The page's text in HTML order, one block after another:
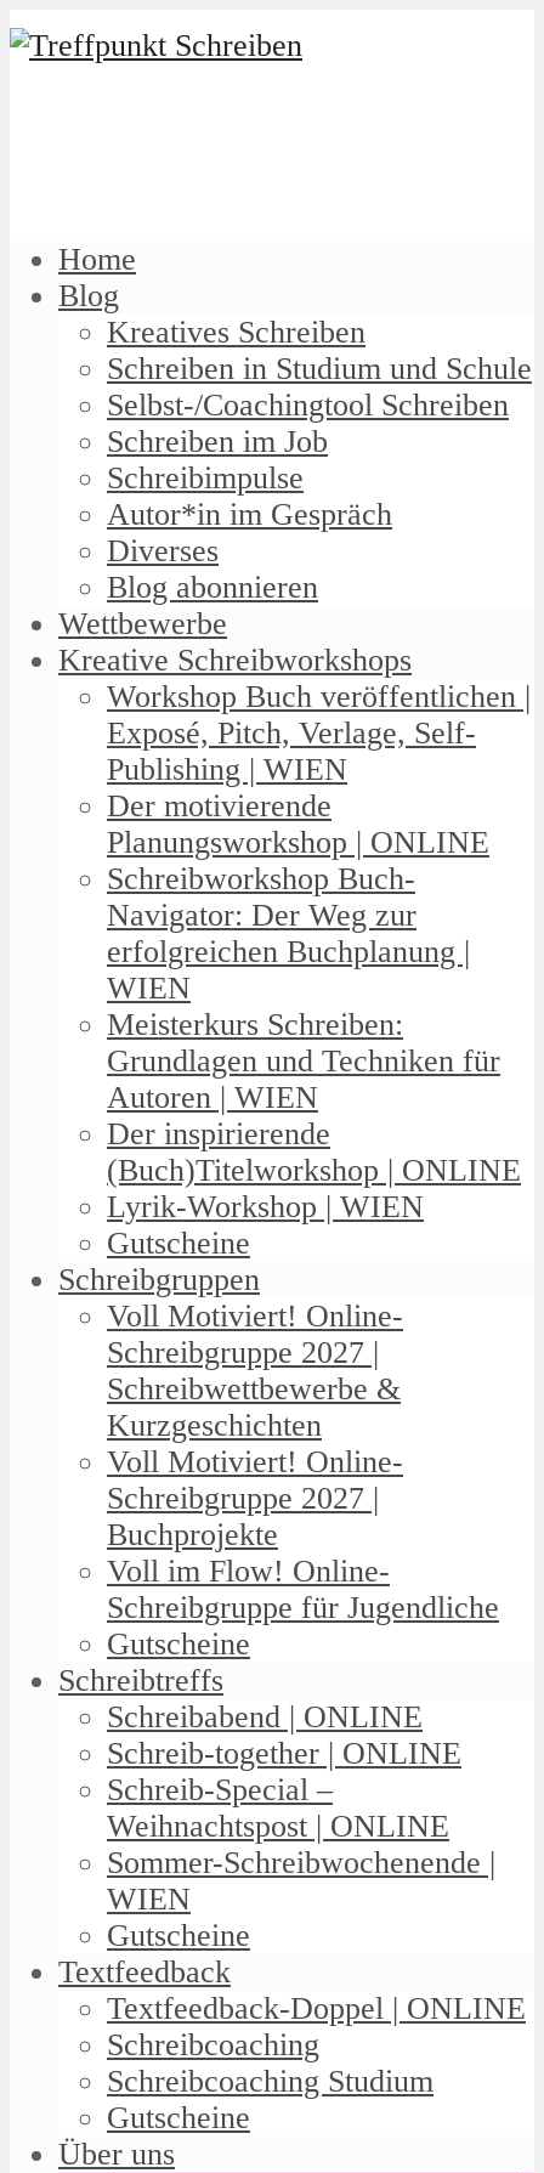
Home
Blog
Kreatives Schreiben
Schreiben in Studium und Schule
Selbst-/Coachingtool Schreiben
Schreiben im Job
Schreibimpulse
Autor*in im Gespräch
Diverses
Blog abonnieren
Wettbewerbe
Kreative Schreibworkshops
Workshop Buch veröffentlichen |
Exposé, Pitch, Verlage, Self-
Publishing | WIEN
Der motivierende
Planungsworkshop | ONLINE
Schreibworkshop Buch-
Navigator: Der Weg zur
erfolgreichen Buchplanung |
WIEN
Meisterkurs Schreiben:
Grundlagen und Techniken für
Autoren | WIEN
Der inspirierende
(Buch)Titelworkshop | ONLINE
Lyrik-Workshop | WIEN
Gutscheine
Schreibgruppen
Voll Motiviert! Online-
Schreibgruppe 2027 |
Schreibwettbewerbe &
Kurzgeschichten
Voll Motiviert! Online-
Schreibgruppe 2027 |
Buchprojekte
Voll im Flow! Online-
Schreibgruppe für Jugendliche
Gutscheine
Schreibtreffs
Schreibabend | ONLINE
Schreib-together | ONLINE
Schreib-Special –
Weihnachtspost | ONLINE
Sommer-Schreibwochenende |
WIEN
Gutscheine
Textfeedback
Textfeedback-Doppel | ONLINE
Schreibcoaching
Schreibcoaching Studium
Gutscheine
Über uns